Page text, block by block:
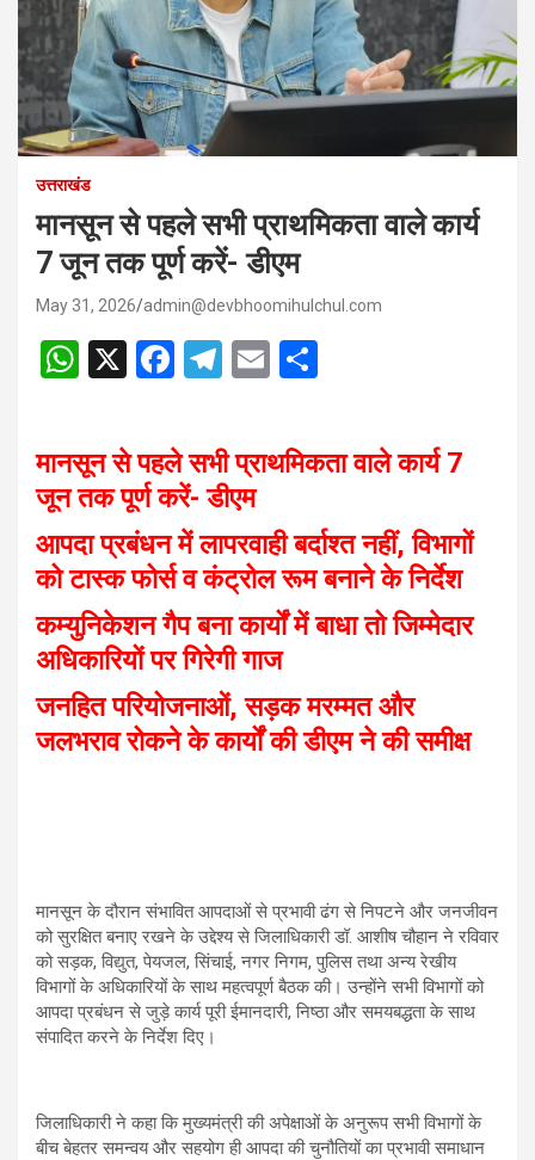
उत्तराखंड
मानसून से पहले सभी प्राथमिकता वाले कार्य
7 जून तक पूर्ण करें- डीएम
May 31, 2026 admin@devbhoomihulchul.com
W
s
A
p
p
X
F
ce
b
o
o
k
T
e
gr
a
m
E
ail
e
मानसून से पहले सभी प्राथमिकता वाले कार्य 7
जून तक पूर्ण करें- डीएम
आपदा प्रबंधन में लापरवाही बर्दाश्त नहीं, विभागों
को टास्क फोर्स व कंट्रोल रूम बनाने के निर्देश
कम्युनिकेशन गैप बना कार्यों में बाधा तो जिम्मेदार
अधिकारियों पर गिरेगी गाज
जनहित परियोजनाओं, सड़क मरम्मत और
जलभराव रोकने के कार्यों की डीएम ने की समीक्ष
मानसून के दौरान संभावित आपदाओं से प्रभावी ढंग से निपटने और जनजीवन
को सुरक्षित बनाए रखने के उद्देश्य से जिलाधिकारी डॉ. आशीष चौहान ने रविवार
को सड़क, विद्युत, पेयजल, सिंचाई, नगर निगम, पुलिस तथा अन्य रेखीय
विभागों के अधिकारियों के साथ महत्वपूर्ण बैठक की। उन्होंने सभी विभागों को
आपदा प्रबंधन से जुड़े कार्य पूरी ईमानदारी, निष्ठा और समयबद्धता के साथ
संपादित करने के निर्देश दिए।
जिलाधिकारी ने कहा कि मुख्यमंत्री की अपेक्षाओं के अनुरूप सभी विभागों के
बीच बेहतर समन्वय और सहयोग ही आपदा की चुनौतियों का प्रभावी समाधान